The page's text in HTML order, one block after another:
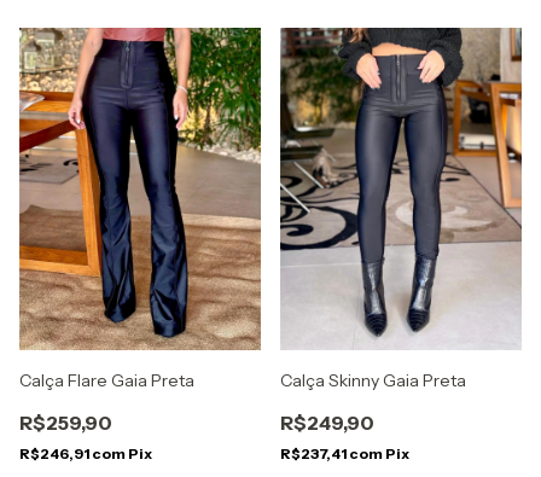
Calça Flare Gaia Preta
R$259,90
R$246,91 com Pix
Calça Skinny Gaia Preta
R$249,90
R$237,41 com Pix